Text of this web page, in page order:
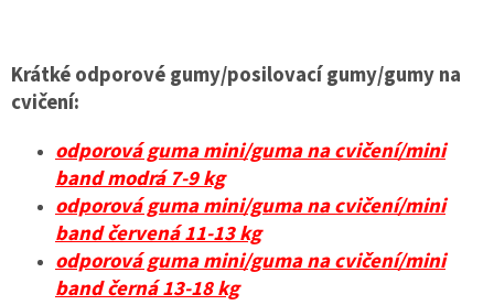
Krátké odporové gumy/posilovací gumy/gumy na
cvičení:
odporová guma mini/guma na cvičení/mini
band modrá 7-9 kg
odporová guma mini/guma na cvičení/mini
band červená 11-13 kg
odporová guma mini/guma na cvičení/mini
band černá 13-18 kg